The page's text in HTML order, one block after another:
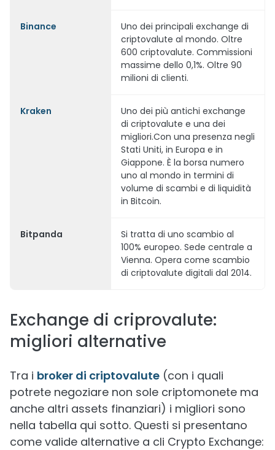
Binance
Uno dei principali exchange di
criptovalute al mondo. Oltre
600 criptovalute. Commissioni
massime dello 0,1%. Oltre 90
milioni di clienti.
Kraken
Uno dei più antichi exchange
di criptovalute e una dei
migliori.Con una presenza negli
Stati Uniti, in Europa e in
Giappone. È la borsa numero
uno al mondo in termini di
volume di scambi e di liquidità
in Bitcoin.
Bitpanda
Si tratta di uno scambio al
100% europeo. Sede centrale a
Vienna. Opera come scambio
di criptovalute digitali dal 2014.
Exchange di criprovalute:
migliori alternative
Tra i broker di criptovalute (con i quali
potrete negoziare non sole criptomonete ma
anche altri assets finanziari) i migliori sono
nella tabella qui sotto. Questi si presentano
come valide alternative a cli Crypto Exchange: